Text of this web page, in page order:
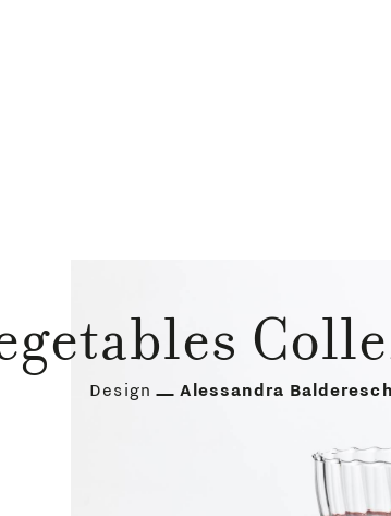
Design Alessandra